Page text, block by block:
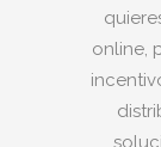
online,